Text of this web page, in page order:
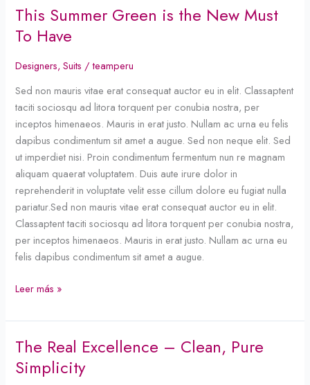
This Summer Green is the New Must
To Have
Designers,Suits /teamperu
Sed non mauris vitae erat consequat auctor eu in elit. Classaptent
taciti sociosqu ad litora torquent per conubia nostra, per
inceptos himenaeos. Mauris in erat justo. Nullam ac urna eu felis
dapibus condimentum sit amet a augue. Sed non neque elit. Sed
ut imperdiet nisi. Proin condimentum fermentum nun re magnam
aliquam quaerat voluptatem. Duis aute irure dolor in
reprehenderit in voluptate velit esse cillum dolore eu fugiat nulla
pariatur.Sed non mauris vitae erat consequat auctor eu in elit.
Classaptent taciti sociosqu ad litora torquent per conubia nostra,
per inceptos himenaeos. Mauris in erat justo. Nullam ac urna eu
felis dapibus condimentum sit amet a augue.
This
Summer
Green
is
New
Must
To
Have
Leer más »
The Real Excellence – Clean, Pure
Simplicity
The
Real
Excellence